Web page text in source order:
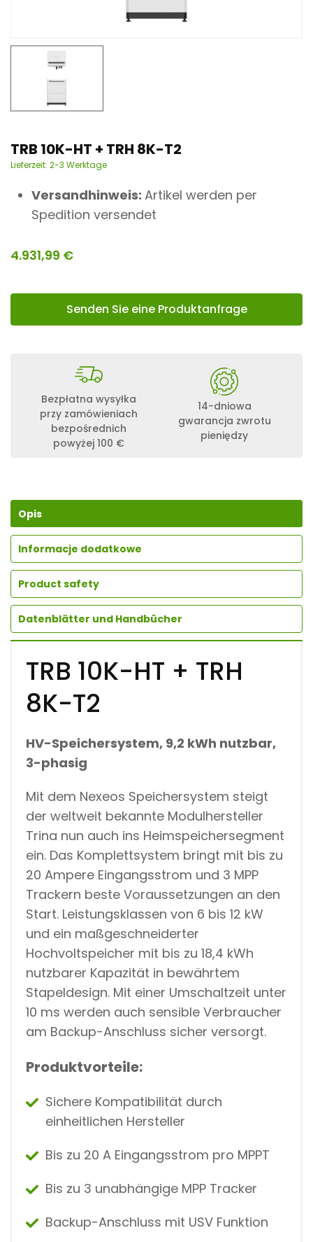
TRB 10K-HT + TRH 8K-T2
Lieferzeit: 2-3 Werktage
Versandhinweis: Artikel werden per
Spedition versendet
4.931,99 €
Senden Sie eine Produktanfrage
Bezpłatna wysyłka
przy zamówieniach
bezpośrednich
powyżej 100 €
14-dniowa
gwarancja zwrotu
pieniędzy
Opis
Informacje dodatkowe
Product safety
Datenblätter und Handbücher
TRB 10K-HT + TRH
8K-T2
HV-Speichersystem, 9,2 kWh nutzbar,
3-phasig
Mit dem Nexeos Speichersystem steigt
der weltweit bekannte Modulhersteller
Trina nun auch ins Heimspeichersegment
ein. Das Komplettsystem bringt mit bis zu
20 Ampere Eingangsstrom und 3 MPP
Trackern beste Voraussetzungen an den
Start. Leistungsklassen von 6 bis 12 kW
und ein maßgeschneiderter
Hochvoltspeicher mit bis zu 18,4 kWh
nutzbarer Kapazität in bewährtem
Stapeldesign. Mit einer Umschaltzeit unter
10 ms werden auch sensible Verbraucher
am Backup-Anschluss sicher versorgt.
Produktvorteile:
Sichere Kompatibilität durch
einheitlichen Hersteller
Bis zu 20 A Eingangsstrom pro MPPT
Bis zu 3 unabhängige MPP Tracker
Backup-Anschluss mit USV Funktion